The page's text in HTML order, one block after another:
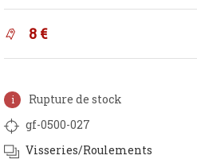
8 €
Rupture de stock
gf-0500-027
Visseries/Roulements